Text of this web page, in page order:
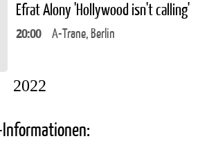
Efrat Alony 'Hollywood isn't calling'
20:00 A-Trane, Berlin
2022